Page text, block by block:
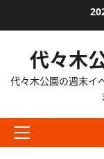
代々木
代々木公園の週末イ
メ